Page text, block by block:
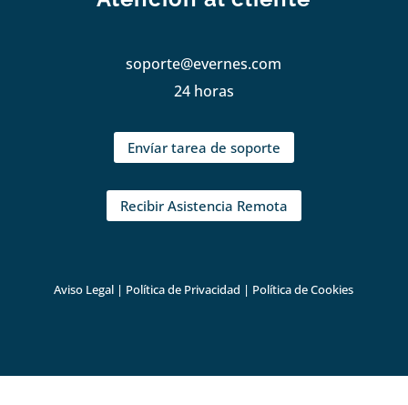
soporte@evernes.com
24 horas
Envíar tarea de soporte
Recibir Asistencia Remota
Aviso Legal | Política de Privacidad | Política de Cookies